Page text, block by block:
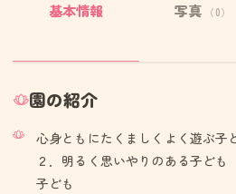
基本情報 写真 （0）
園の紹介
心身ともにたくましくよく遊ぶ
２．明るく思いやりのある子ど
子ども